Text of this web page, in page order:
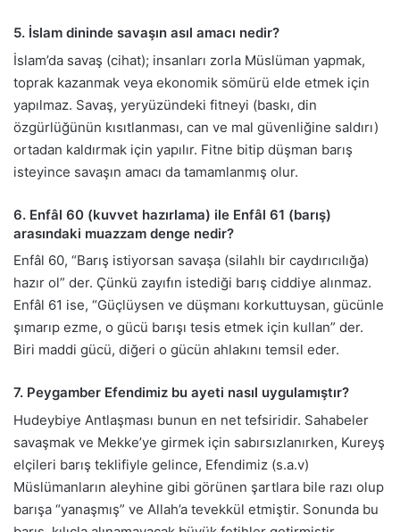
5. İslam dininde savaşın asıl amacı nedir?
İslam’da savaş (cihat); insanları zorla Müslüman yapmak,
toprak kazanmak veya ekonomik sömürü elde etmek için
yapılmaz. Savaş, yeryüzündeki fitneyi (baskı, din
özgürlüğünün kısıtlanması, can ve mal güvenliğine saldırı)
ortadan kaldırmak için yapılır. Fitne bitip düşman barış
isteyince savaşın amacı da tamamlanmış olur.
6. Enfâl 60 (kuvvet hazırlama) ile Enfâl 61 (barış)
arasındaki muazzam denge nedir?
Enfâl 60, “Barış istiyorsan savaşa (silahlı bir caydırıcılığa)
hazır ol” der. Çünkü zayıfın istediği barış ciddiye alınmaz.
Enfâl 61 ise, “Güçlüysen ve düşmanı korkuttuysan, gücünle
şımarıp ezme, o gücü barışı tesis etmek için kullan” der.
Biri maddi gücü, diğeri o gücün ahlakını temsil eder.
7. Peygamber Efendimiz bu ayeti nasıl uygulamıştır?
Hudeybiye Antlaşması bunun en net tefsiridir. Sahabeler
savaşmak ve Mekke’ye girmek için sabırsızlanırken, Kureyş
elçileri barış teklifiyle gelince, Efendimiz (s.a.v)
Müslümanların aleyhine gibi görünen şartlara bile razı olup
barışa “yanaşmış” ve Allah’a tevekkül etmiştir. Sonunda bu